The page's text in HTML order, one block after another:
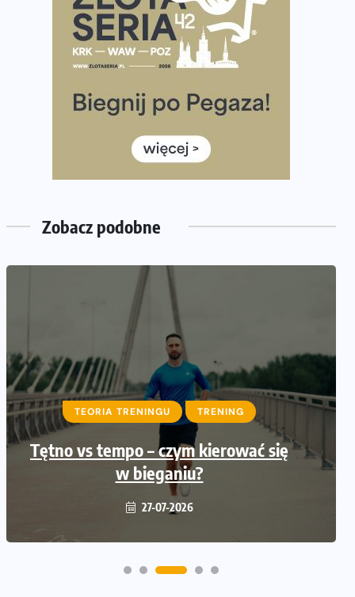
35. Bieg Powstania Warszawskiego – praktyczny
poradnik przed startem
Ile razy w tygodniu biegać? 3 treningi wystarczą? Jak
Już w ten weekend! Przed nami Nocny Portowy
Maraton i Półmaraton Szczeciński. Wszystko, co warto
Medal i koszulka 35. Biegu Powstania Warszawskiego.
Na listach startowych są jeszcze wolne miejsca
Zobacz podobne
TEORIA TRENINGU TRENING
Tętno vs tempo – czym kierować się
w bieganiu?
27-07-2026
BEZ KATEGORII DIETA
Co ma dużo białka? Produkty, które
warto włączyć do diety
26-07-2026